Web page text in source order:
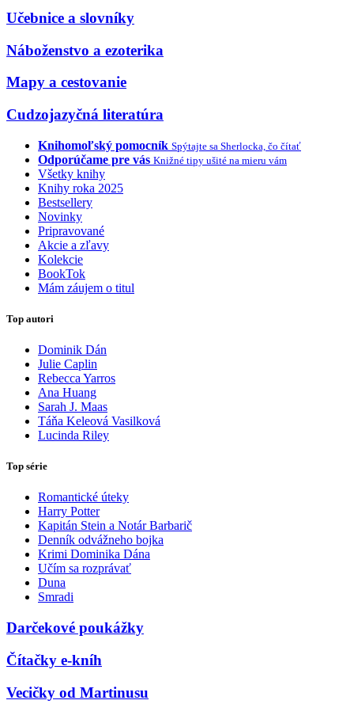
Učebnice a slovníky
Náboženstvo a ezoterika
Mapy a cestovanie
Cudzojazyčná literatúra
Knihomoľský pomocník Spýtajte sa Sherlocka, čo čítať
Odporúčame pre vás Knižné tipy ušité na mieru vám
Všetky knihy
Knihy roka 2025
Bestsellery
Novinky
Pripravované
Akcie a zľavy
Kolekcie
BookTok
Mám záujem o titul
Top autori
Dominik Dán
Julie Caplin
Rebecca Yarros
Ana Huang
Sarah J. Maas
Táňa Keleová Vasilková
Lucinda Riley
Top série
Romantické úteky
Harry Potter
Kapitán Stein a Notár Barbarič
Denník odvážneho bojka
Krimi Dominika Dána
Učím sa rozprávať
Duna
Smradi
Darčekové poukážky
Čítačky e-kníh
Vecičky od Martinusu